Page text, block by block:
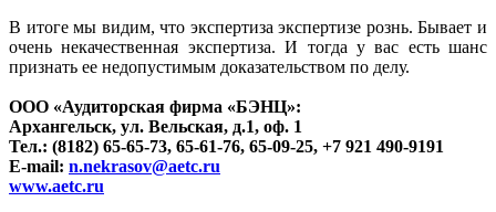
В итоге мы видим, что экспертиза экспертизе рознь. Бывает и
очень некачественная экспертиза. И тогда у вас есть шанс
признать ее недопустимым доказательством по делу.
ООО «Аудиторская фирма «БЭНЦ»:
Архангельск, ул. Вельская, д.1, оф. 1
Тел.: (8182) 65-65-73, 65-61-76, 65-09-25, +7 921 490-9191
E-mail: n.nekrasov@aetc.ru
www.aetc.ru